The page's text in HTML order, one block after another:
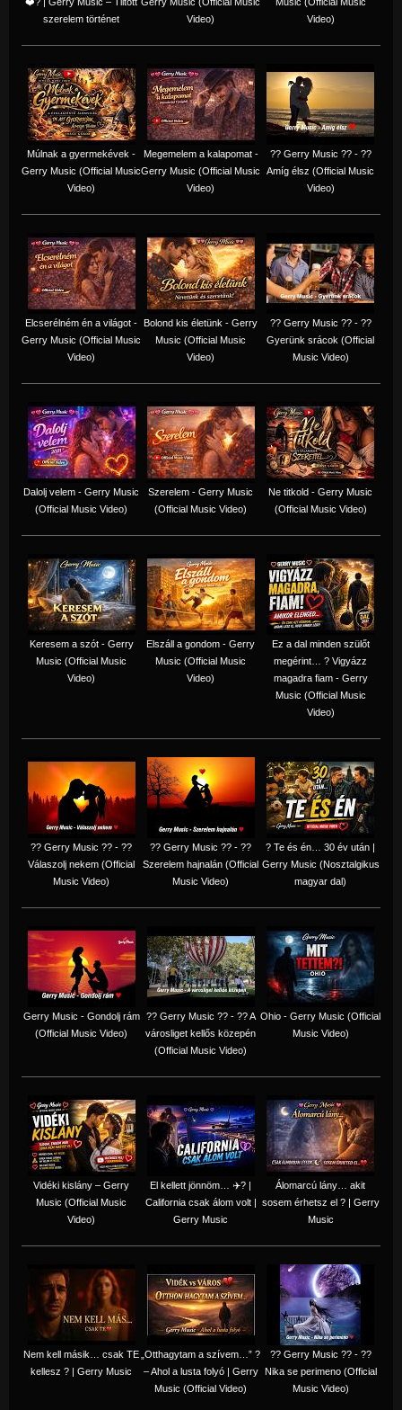
szerelem történet
Video)
Video)
Múlnak a gyermekévek -
Gerry Music (Official Music
Video)
Megemelem a kalapomat -
Gerry Music (Official Music
Video)
?? Gerry Music ?? - ??
Amíg élsz (Official Music
Video)
Elcserélném én a világot -
Gerry Music (Official Music
Video)
Bolond kis életünk - Gerry
Music (Official Music
Video)
?? Gerry Music ?? - ??
Gyerünk srácok (Official
Music Video)
Dalolj velem - Gerry Music
(Official Music Video)
Szerelem - Gerry Music
(Official Music Video)
Ne titkold - Gerry Music
(Official Music Video)
Keresem a szót - Gerry
Music (Official Music
Video)
Elszáll a gondom - Gerry
Music (Official Music
Video)
Ez a dal minden szülőt
megérint… ? Vigyázz
magadra fiam - Gerry
Music (Official Music
Video)
?? Gerry Music ?? - ??
Válaszolj nekem (Official
Music Video)
?? Gerry Music ?? - ??
Szerelem hajnalán (Official
Music Video)
? Te és én… 30 év után |
Gerry Music (Nosztalgikus
magyar dal)
Gerry Music - Gondolj rám
(Official Music Video)
?? Gerry Music ?? - ?? A
városliget kellős közepén
(Official Music Video)
Ohio - Gerry Music (Official
Music Video)
Vidéki kislány – Gerry
Music (Official Music
Video)
El kellett jönnöm… ✈️? |
California csak álom volt |
Gerry Music
Álomarcú lány… akit
sosem érhetsz el ? | Gerry
Music
Nem kell másik… csak TE
kellesz ? | Gerry Music
„Otthagytam a szívem…” ?
– Ahol a lusta folyó | Gerry
Music (Official Video)
?? Gerry Music ?? - ??
Nika se perimeno (Official
Music Video)